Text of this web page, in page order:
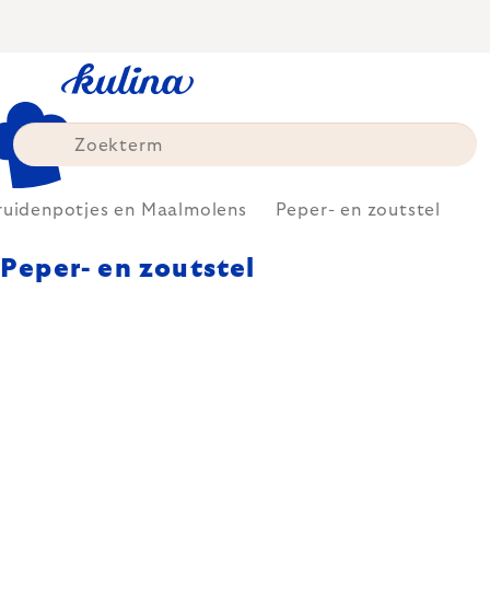
en Maalmolens Peper- en zoutstel
Peper- en zoutstel